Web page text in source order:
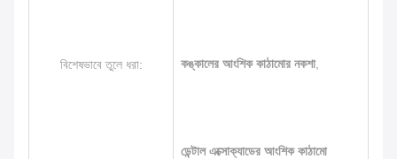
বিশেষভাবে তুলে ধরা: কঙ্কালের আংশিক কাঠামোর নকশা,
ডেন্টাল এক্সোক্যাডের আংশিক কাঠামো